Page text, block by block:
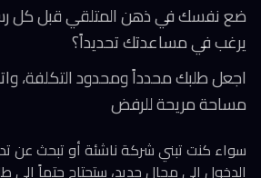
ضع نفسك في ذهن المتلقي قبل كل
يرغب في مساعدتك تحديداً؟
اجعل طلبك محدداً ومحدود التكلفة،
مساحة مريحة للرفض
سواء كنت تبني شركة ناشئة أو تبحث عن
الدخول إلى مجال جديد، ستحتاج حتماً